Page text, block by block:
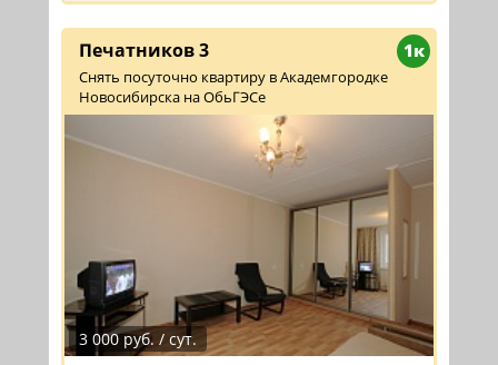
1к
Печатников 3
Снять посуточно квартиру в Академгородке
Новосибирска на ОбьГЭСе
3 000 руб. / сут.